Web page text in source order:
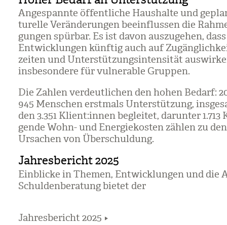
Ange­spannte öffent­li­che Haus­halte und
tu­relle Ver­än­de­run­gen beein­flus­sen die
gun­gen spür­bar. Es ist davon aus­zu­ge­hen,
Ent­wick­lun­gen künf­tig auch auf
zei­ten und Unter­stüt­zungs­in­ten­si­tät
ins­be­son­dere für vul­nerable Grup­pen.
Die Zah­len ver­deut­li­chen den hohen Bedarf:
945 Men­schen erst­mals Unter­stüt­zung,
den 3.351 Kli­ent:innen beglei­tet, dar­un­ter
gende Wohn- und Ener­gie­kos­ten zäh­len zu
Ursa­chen von Über­schul­dung.
Jahresbericht 2025
Ein­bli­cke in The­men, Ent­wick­lun­gen und die
Schul­den­be­ra­tung bie­tet der
Jahresbericht 2025